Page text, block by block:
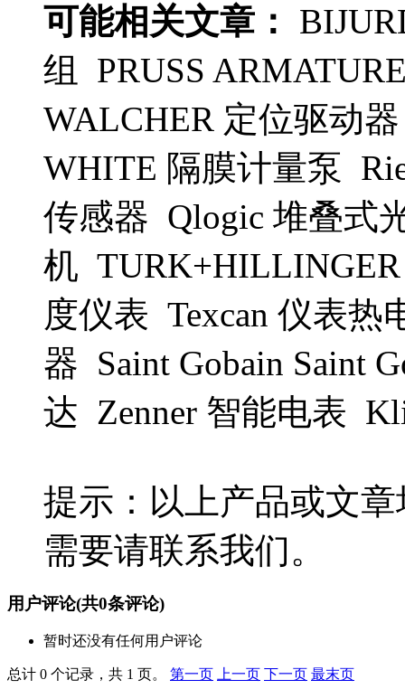
可能相关文章：
组 PRUSS
WALCHER 定位驱动
WHITE 隔膜计量泵
传感器 Qlogic 堆叠式
机
度仪表 Texcan 仪表
器 Saint Gobain Saint
达 Zenner 智能电表
提示：以上产品或文
需要请联系我们。
用户评论(共0条评论)
暂时还没有任何用户评论
总计 0 个记录，共 1 页。 第一页 上一页 下一页 最末页